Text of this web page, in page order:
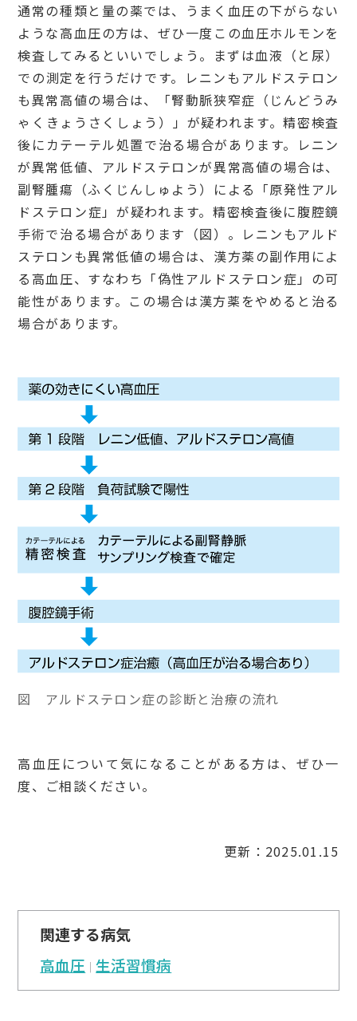
通常の種類と量の薬では、うまく血圧の下がらない
ような高血圧の方は、ぜひ一度この血圧ホルモンを
検査してみるといいでしょう。まずは血液（と尿）
での測定を行うだけです。レニンもアルドステロン
も異常高値の場合は、「腎動脈狭窄症（じんどうみ
ゃくきょうさくしょう）」が疑われます。精密検査
後にカテーテル処置で治る場合があります。レニン
が異常低値、アルドステロンが異常高値の場合は、
副腎腫瘍（ふくじんしゅよう）による「原発性アル
ドステロン症」が疑われます。精密検査後に腹腔鏡
手術で治る場合があります（図）。レニンもアルド
ステロンも異常低値の場合は、漢方薬の副作用によ
る高血圧、すなわち「偽性アルドステロン症」の可
能性があります。この場合は漢方薬をやめると治る
場合があります。
図 アルドステロン症の診断と治療の流れ
高血圧について気になることがある方は、ぜひ一
度、ご相談ください。
更新：2025.01.15
関連する病気
高血圧 生活習慣病